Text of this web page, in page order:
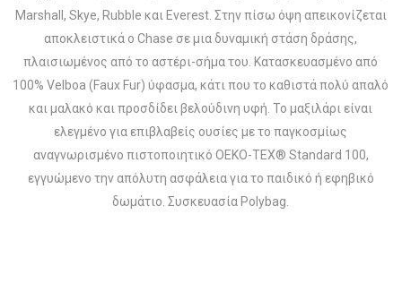
Marshall, Skye, Rubble και Everest. Στην πίσω όψη απεικονίζεται
αποκλειστικά ο Chase σε μια δυναμική στάση δράσης,
πλαισιωμένος από το αστέρι-σήμα του. Κατασκευασμένο από
100% Velboa (Faux Fur) ύφασμα, κάτι που το καθιστά πολύ απαλό
και μαλακό και προσδίδει βελούδινη υφή. Το μαξιλάρι είναι
ελεγμένο για επιβλαβείς ουσίες με το παγκοσμίως
αναγνωρισμένο πιστοποιητικό OEKO-TEX® Standard 100,
εγγυώμενο την απόλυτη ασφάλεια για το παιδικό ή εφηβικό
δωμάτιο. Συσκευασία Polybag.